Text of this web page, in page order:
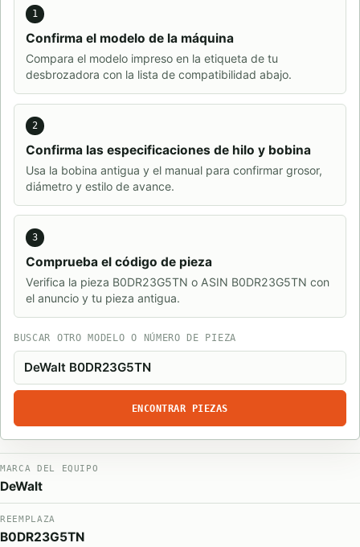
1
Confirma el modelo de la máquina
Compara el modelo impreso en la etiqueta de tu
desbrozadora con la lista de compatibilidad abajo.
2
Confirma las especificaciones de hilo y bobina
Usa la bobina antigua y el manual para confirmar grosor,
diámetro y estilo de avance.
3
Comprueba el código de pieza
Verifica la pieza B0DR23G5TN o ASIN B0DR23G5TN con
el anuncio y tu pieza antigua.
BUSCAR OTRO MODELO O NÚMERO DE PIEZA
ENCONTRAR PIEZAS
MARCA DEL EQUIPO
DeWalt
REEMPLAZA
B0DR23G5TN